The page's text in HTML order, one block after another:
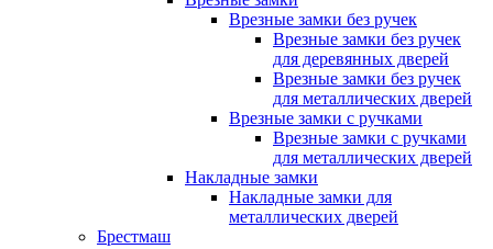
Врезные замки без ручек
Врезные замки без ручек
для деревянных дверей
Врезные замки без ручек
для металлических дверей
Врезные замки с ручками
Врезные замки с ручками
для металлических дверей
Накладные замки
Накладные замки для
металлических дверей
Брестмаш